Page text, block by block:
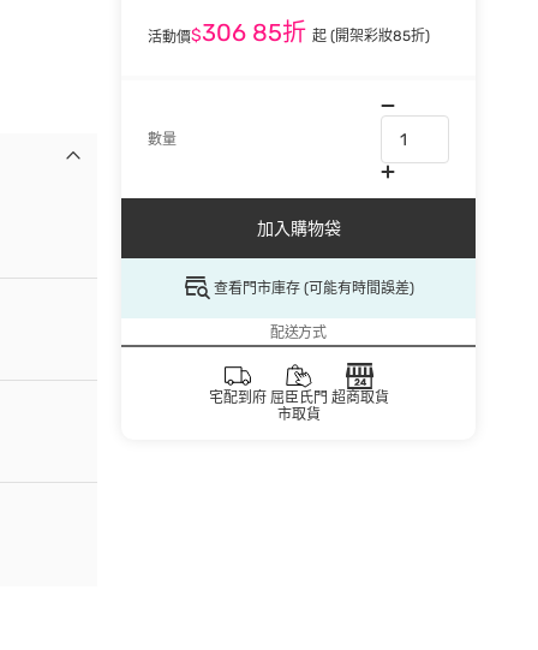
活動價$306 85折 起 (開架彩妝85折)
數量
加入購物袋
查看門市庫存 (可能有時間誤差)
配送方式
宅配到府 屈臣氏門
市取貨
超商取貨